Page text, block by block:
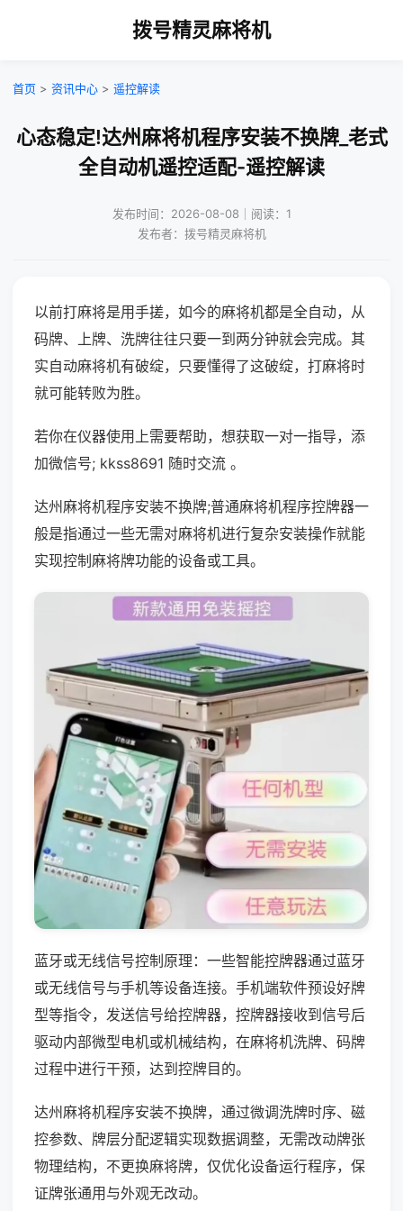
拨号精灵麻将机
首页 > 资讯中心 > 遥控解读
心态稳定!达州麻将机程序安装不换牌_老式
全自动机遥控适配-遥控解读
发布时间：2026-08-08｜阅读：1
发布者：拨号精灵麻将机
以前打麻将是用手搓，如今的麻将机都是全自动，从
码牌、上牌、洗牌往往只要一到两分钟就会完成。其
实自动麻将机有破绽，只要懂得了这破绽，打麻将时
就可能转败为胜。
若你在仪器使用上需要帮助，想获取一对一指导，添
加微信号; kkss8691 随时交流 。
达州麻将机程序安装不换牌;普通麻将机程序控牌器一
般是指通过一些无需对麻将机进行复杂安装操作就能
实现控制麻将牌功能的设备或工具。
蓝牙或无线信号控制原理：一些智能控牌器通过蓝牙
或无线信号与手机等设备连接。手机端软件预设好牌
型等指令，发送信号给控牌器，控牌器接收到信号后
驱动内部微型电机或机械结构，在麻将机洗牌、码牌
过程中进行干预，达到控牌目的。
达州麻将机程序安装不换牌，通过微调洗牌时序、磁
控参数、牌层分配逻辑实现数据调整，无需改动牌张
物理结构，不更换麻将牌，仅优化设备运行程序，保
证牌张通用与外观无改动。